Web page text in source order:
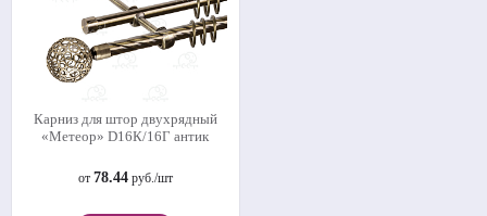
Карниз для штор двухрядный
«Метеор» D16К/16Г антик
от 78.44руб./шт